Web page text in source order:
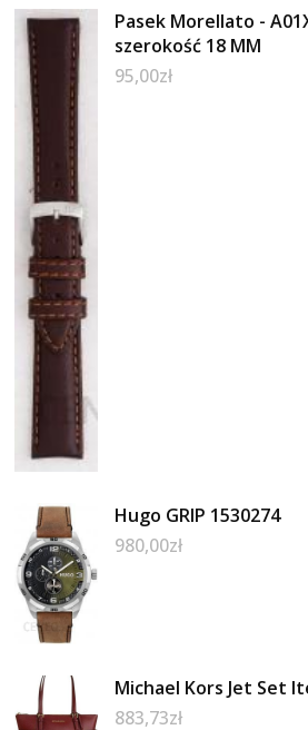
Pasek Morellato -
szerokość 18 MM
95,00zł
Hugo GRIP 1530274
980,00zł
Michael Kors Jet Set
883,73zł